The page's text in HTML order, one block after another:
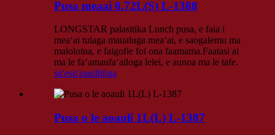
Pusa meaai 0.72L(S) L-1388
LONGSTAR palasitika Lunch pusa, e faia i
meaʻai tulaga maualuga meaʻai, e saogalemu ma
maloloina, e faigofie foi ona faamama.Faatasi ai
ma le faʻamaufaʻailoga lelei, e aunoa ma le tafe.
su'esu'eauiliiliga
Pusa o le aoauli 1L(L) L-1387